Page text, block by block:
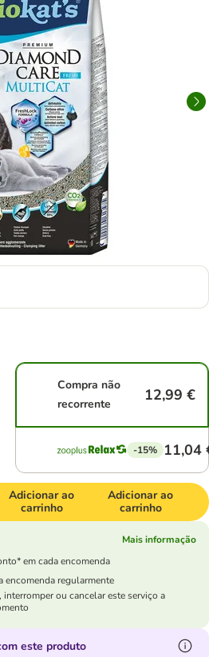
Compra não
recorrente
12,99 €
-15% 11,04
Adicionar ao
carrinho
Adicionar ao
carrinho
Mais informação
em cada encomenda
encomenda regularmente
interromper ou cancelar este serviço a
este produto